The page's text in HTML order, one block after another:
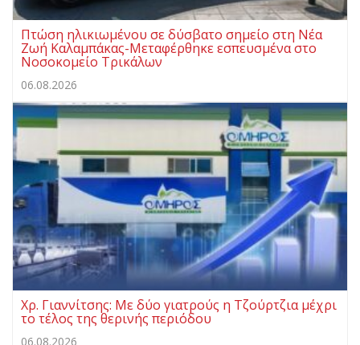
Πτώση ηλικιωμένου σε δύσβατο σημείο στη Νέα
Ζωή Καλαμπάκας-Μεταφέρθηκε εσπευσμένα στο
Νοσοκομείο Τρικάλων
06.08.2026
Χρ. Γιαννίτσης: Με δύο γιατρούς η Τζούρτζια μέχρι
το τέλος της θερινής περιόδου
06.08.2026